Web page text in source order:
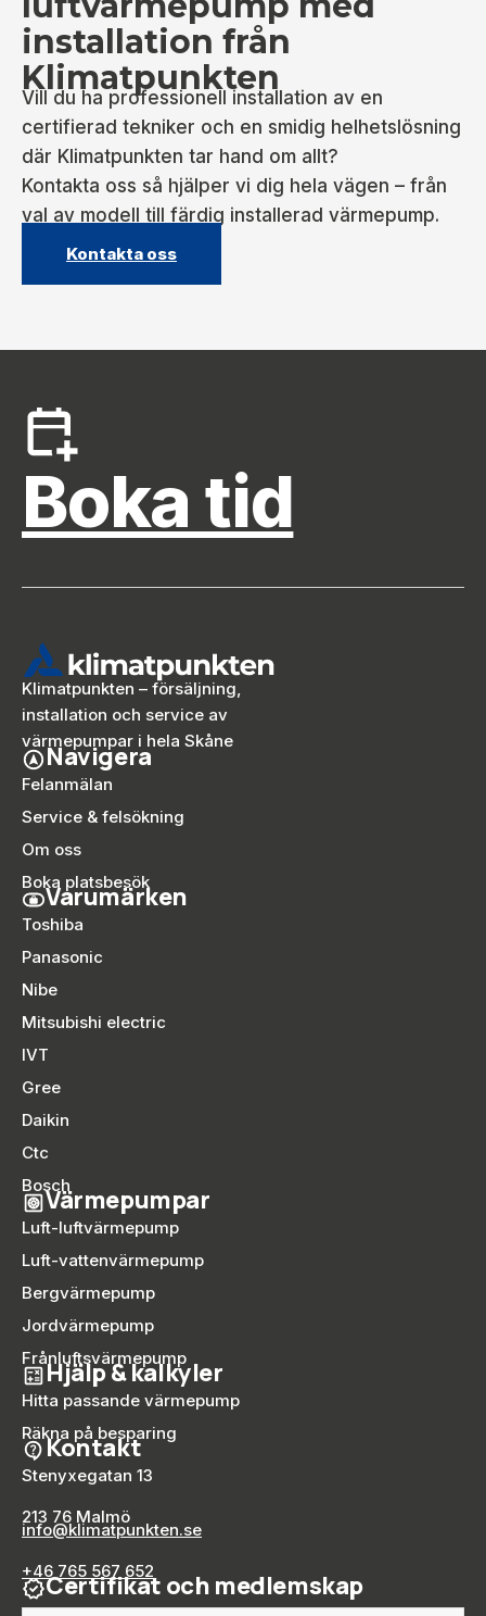
installation från
Klimatpunkten
Vill du ha professionell installation av en
certifierad tekniker och en smidig helhetslösning
där Klimatpunkten tar hand om allt?
Kontakta oss så hjälper vi dig hela vägen – från
val av modell till färdig installerad värmepump.
Kontakta oss
Boka tid
Klimatpunkten – försäljning,
installation och service av
värmepumpar i hela Skåne
Navigera
Felanmälan
Service & felsökning
Om oss
Boka platsbesök
Varumärken
Toshiba
Panasonic
Nibe
Mitsubishi electric
IVT
Gree
Daikin
Ctc
BoschVärmepumpar
Luft-luftvärmepump
Luft-vattenvärmepump
Bergvärmepump
Jordvärmepump
Frånluftsvärmepump
Hjälp & kalkyler
Hitta passande värmepump
Räkna på besparing
Kontakt
Stenyxegatan 13
213 76 Malmö
info@klimatpunkten.se
+46 765 567 652
Certifikat och medlemskap